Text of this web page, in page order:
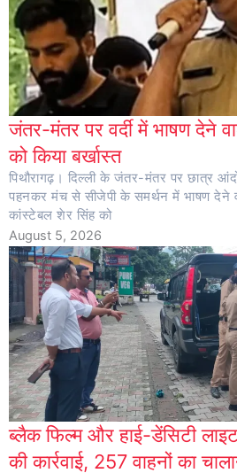
जंतर-मंतर पर वर्दी में भाषण देने
को किया बर्खास्त
पिथौरागढ़। दिल्ली के जंतर-मंतर पर छात्र
पहनकर मंच से सीजेपी के समर्थन में भाषण देने
कांस्टेबल शेर सिंह को
August 5, 2026
ब्लैक फिल्म और हाई-डेंसिटी
की कार्रवाई, 257 वाहनों का